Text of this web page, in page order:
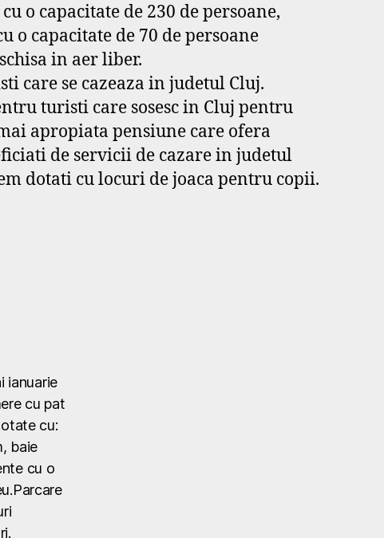
o capacitate de 230 de persoane,
o capacitate de 70 de persoane
in aer liber.
care se cazeaza in judetul Cluj.
turisti care sosesc in Cluj pentru
apropiata pensiune care ofera
de servicii de cazare in judetul
dotati cu locuri de joaca pentru copii.
ianuarie
cu pat
cu:
baie
cu o